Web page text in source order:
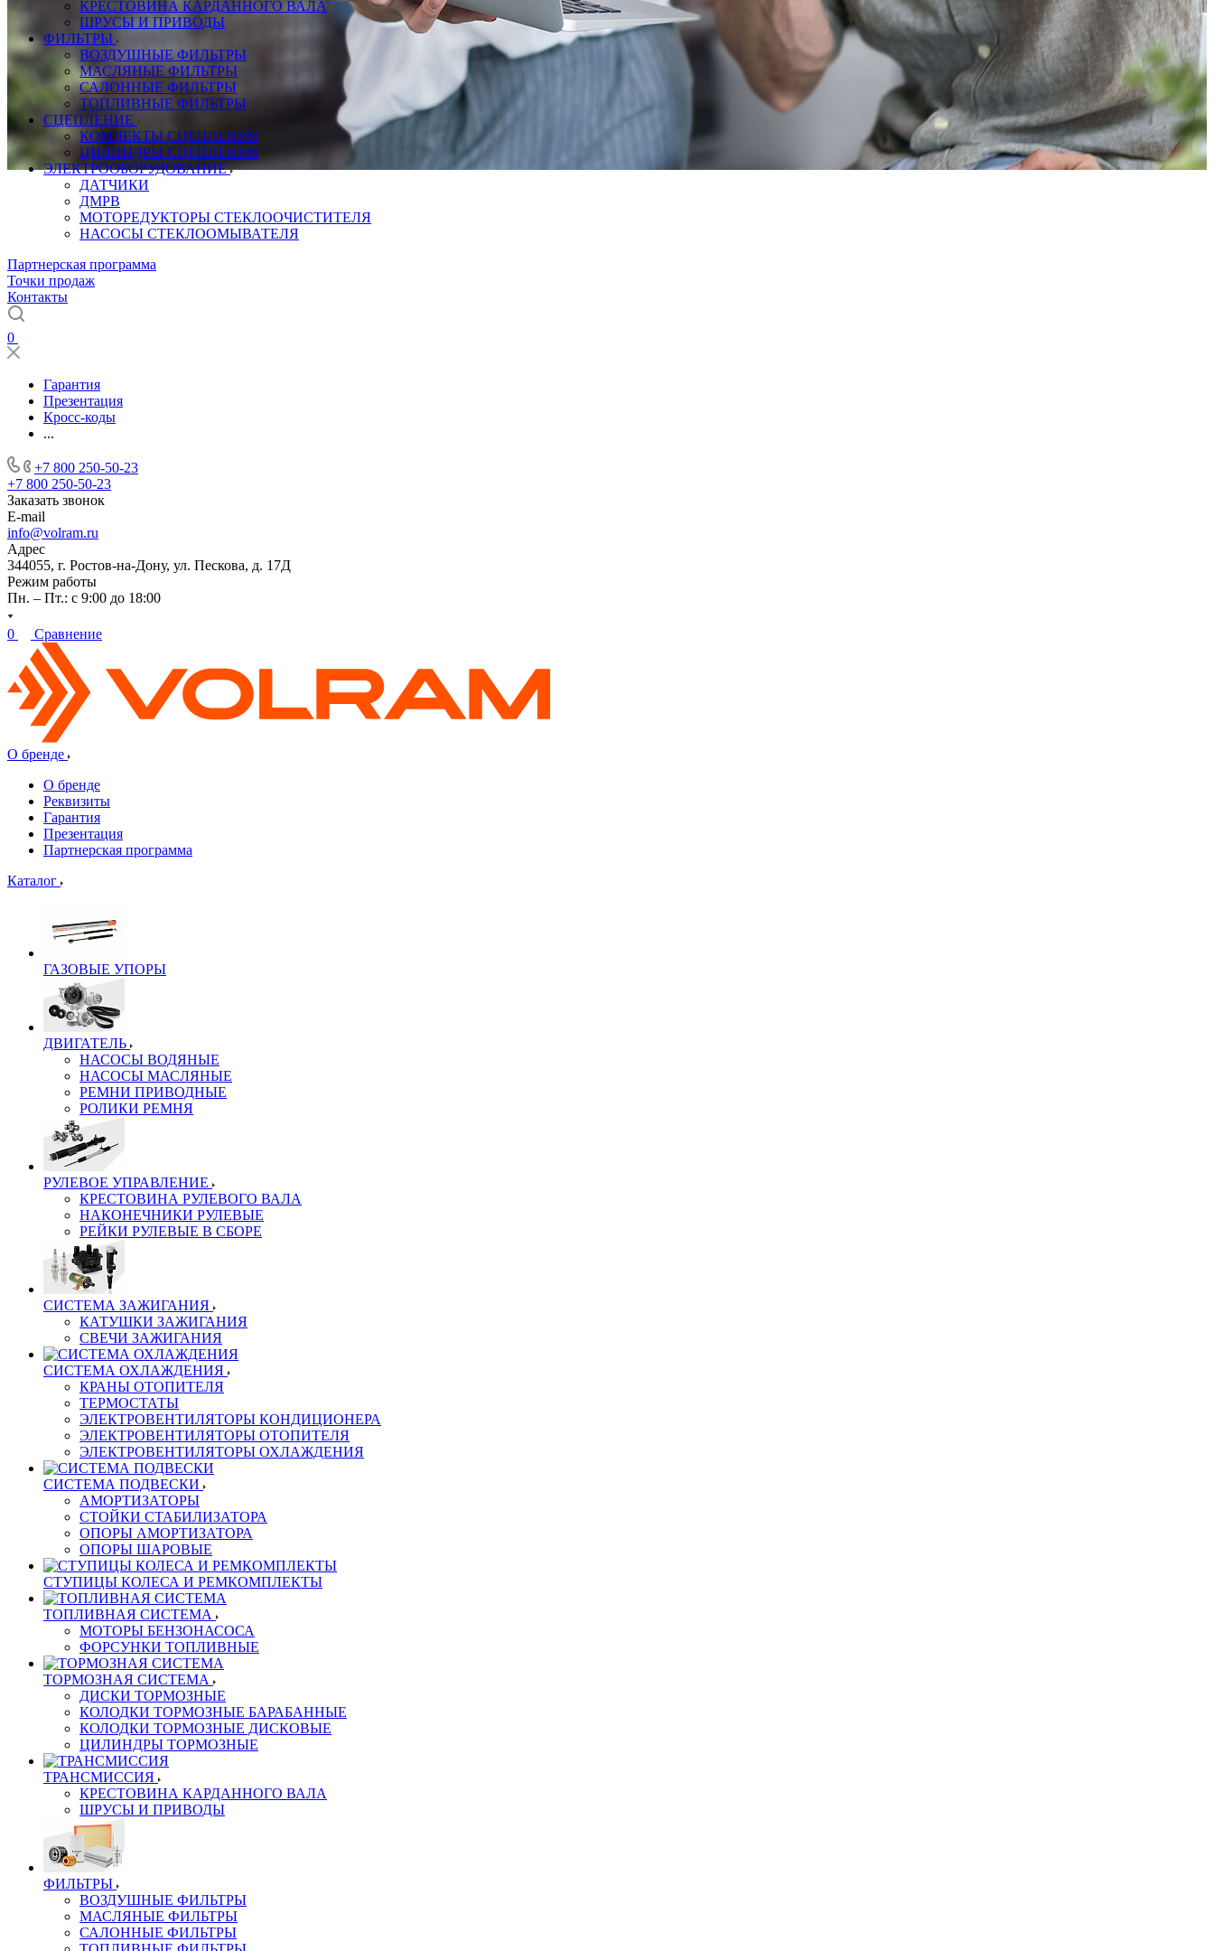
КРЕСТОВИНА КАРДАННОГО ВАЛА
ШРУСЫ И ПРИВОДЫ
ФИЛЬТРЫ
ВОЗДУШНЫЕ ФИЛЬТРЫ
МАСЛЯНЫЕ ФИЛЬТРЫ
САЛОННЫЕ ФИЛЬТРЫ
ТОПЛИВНЫЕ ФИЛЬТРЫ
СЦЕПЛЕНИЕ
КОМЛЕКТЫ СЦЕПЛЕНИЯ
ЦИЛИНДРЫ СЦЕПЛЕНИЯ
ЭЛЕКТРООБОРУДОВАНИЕ
ДАТЧИКИ
ДМРВ
МОТОРЕДУКТОРЫ СТЕКЛООЧИСТИТЕЛЯ
НАСОСЫ СТЕКЛООМЫВАТЕЛЯ
Партнерская программа
Точки продаж
Контакты
0
Гарантия
Презентация
Кросс-коды
...
+7 800 250-50-23
+7 800 250-50-23
Заказать звонок
E-mail
info@volram.ru
Адрес
344055, г. Ростов-на-Дону, ул. Пескова, д. 17Д
Режим работы
Пн. – Пт.: с 9:00 до 18:00
0 Сравнение
О бренде
О бренде
Реквизиты
Гарантия
Презентация
Партнерская программа
Каталог
ГАЗОВЫЕ УПОРЫ
ДВИГАТЕЛЬ
НАСОСЫ ВОДЯНЫЕ
НАСОСЫ МАСЛЯНЫЕ
РЕМНИ ПРИВОДНЫЕ
РОЛИКИ РЕМНЯ
РУЛЕВОЕ УПРАВЛЕНИЕ
КРЕСТОВИНА РУЛЕВОГО ВАЛА
НАКОНЕЧНИКИ РУЛЕВЫЕ
РЕЙКИ РУЛЕВЫЕ В СБОРЕ
СИСТЕМА ЗАЖИГАНИЯ
КАТУШКИ ЗАЖИГАНИЯ
СВЕЧИ ЗАЖИГАНИЯ
СИСТЕМА ОХЛАЖДЕНИЯ
КРАНЫ ОТОПИТЕЛЯ
ТЕРМОСТАТЫ
ЭЛЕКТРОВЕНТИЛЯТОРЫ КОНДИЦИОНЕРА
ЭЛЕКТРОВЕНТИЛЯТОРЫ ОТОПИТЕЛЯ
ЭЛЕКТРОВЕНТИЛЯТОРЫ ОХЛАЖДЕНИЯ
СИСТЕМА ПОДВЕСКИ
АМОРТИЗАТОРЫ
СТОЙКИ СТАБИЛИЗАТОРА
ОПОРЫ АМОРТИЗАТОРА
ОПОРЫ ШАРОВЫЕ
СТУПИЦЫ КОЛЕСА И РЕМКОМПЛЕКТЫ
ТОПЛИВНАЯ СИСТЕМА
МОТОРЫ БЕНЗОНАСОСА
ФОРСУНКИ ТОПЛИВНЫЕ
ТОРМОЗНАЯ СИСТЕМА
ДИСКИ ТОРМОЗНЫЕ
КОЛОДКИ ТОРМОЗНЫЕ БАРАБАННЫЕ
КОЛОДКИ ТОРМОЗНЫЕ ДИСКОВЫЕ
ЦИЛИНДРЫ ТОРМОЗНЫЕ
ТРАНСМИССИЯ
КРЕСТОВИНА КАРДАННОГО ВАЛА
ШРУСЫ И ПРИВОДЫ
ФИЛЬТРЫ
ВОЗДУШНЫЕ ФИЛЬТРЫ
МАСЛЯНЫЕ ФИЛЬТРЫ
САЛОННЫЕ ФИЛЬТРЫ